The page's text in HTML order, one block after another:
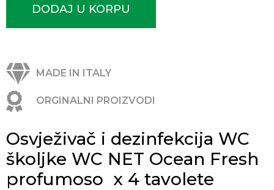
DODAJ U KORPU
MADE IN ITALY
ORGINALNI PROIZVODI
Osvježivač i dezinfekcija WC
školjke WC NET Ocean Fresh
profumoso x 4 tavolete